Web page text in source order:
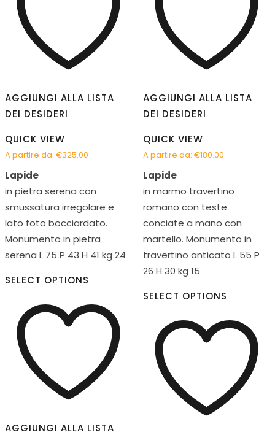
AGGIUNGI ALLA LISTA
DEI DESIDERI
QUICK VIEW
A partire da: €325.00
Lapide
in pietra serena con
smussatura irregolare e
lato foto bocciardato.
Monumento in pietra
serena L 75 P 43 H 41 kg 24
SELECT OPTIONS
AGGIUNGI ALLA LISTA
AGGIUNGI ALLA LISTA
DEI DESIDERI
QUICK VIEW
A partire da: €180.00
Lapide
in marmo travertino
romano con teste
conciate a mano con
martello. Monumento in
travertino anticato L 55 P
26 H 30 kg 15
SELECT OPTIONS